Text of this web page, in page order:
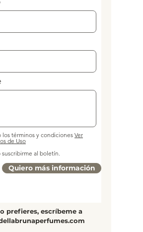
los términos y condiciones Ver
de Uso
al boletín.
Quiero más información
prefieres, escríbeme a